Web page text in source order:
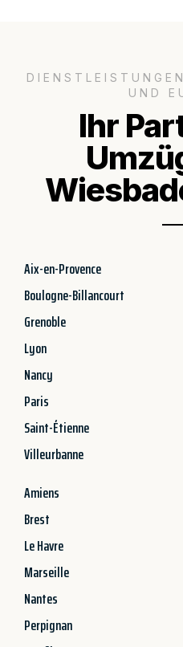
UND
Ihr
Aix-en-Provence
Boulogne-Billancourt
Grenoble
Lyon
Nancy
Paris
Saint-Étienne
Villeurbanne
Amiens
Brest
Le Havre
Marseille
Nantes
Perpignan